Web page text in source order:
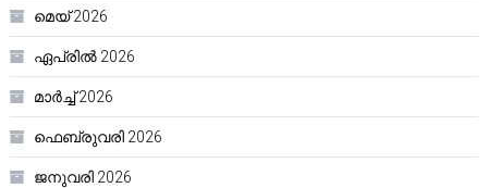
മെയ്‌ 2026
ഏപ്രിൽ 2026
മാർച്ച്‌ 2026
ഫെബ്രുവരി 2026
ജനുവരി 2026